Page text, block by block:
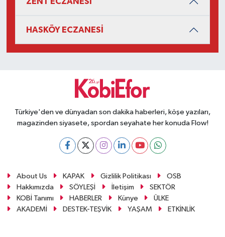
HASKÖY ECZANESİ
Türkiye'den ve dünyadan son dakika haberleri, köşe yazıları,
magazinden siyasete, spordan seyahate her konuda Flow!
About Us KAPAK Gizlilik Politikası
OSB
Hakkımızda
SÖYLEŞİ İletişim
SEKTÖR
KOBİ Tanımı
HABERLER Künye
ÜLKE
AKADEMİ
DESTEK-TEŞVİK YAŞAM ETKİNLİK